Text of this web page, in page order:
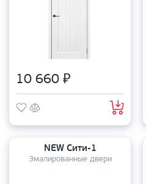
10 660 ₽
NEW Сити-1
Эмалированные двери